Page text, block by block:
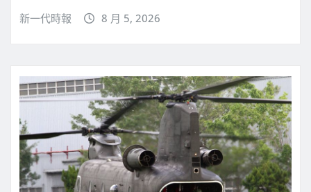
新一代時報 8 月 5, 2026